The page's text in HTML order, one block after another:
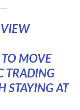
MOVE
TRADING
STAYING AT